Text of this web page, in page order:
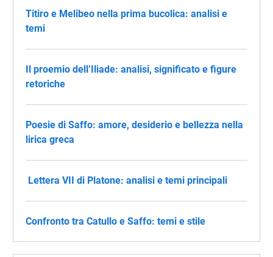
Titiro e Melibeo nella prima bucolica: analisi e
temi
Il proemio dell’Iliade: analisi, significato e figure
retoriche
Poesie di Saffo: amore, desiderio e bellezza nella
lirica greca
​ Lettera VII di Platone: analisi e temi principali
​​Confronto tra Catullo e Saffo: temi e stile